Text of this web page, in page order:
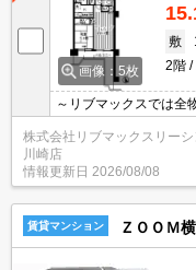
画像：5枚
敷
2階
～リブマックスでは全
株式会社リブマックスリー
川崎店
情報更新日 2026/08/08
賃貸マンション ＺＯＯＭ